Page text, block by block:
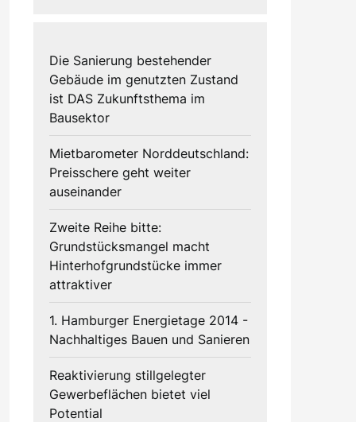
Die Sanierung bestehender
Gebäude im genutzten Zustand
ist DAS Zukunftsthema im
Bausektor
Mietbarometer Norddeutschland:
Preisschere geht weiter
auseinander
Zweite Reihe bitte:
Grundstücksmangel macht
Hinterhofgrundstücke immer
attraktiver
1. Hamburger Energietage 2014 -
Nachhaltiges Bauen und Sanieren
Reaktivierung stillgelegter
Gewerbeflächen bietet viel
Potential